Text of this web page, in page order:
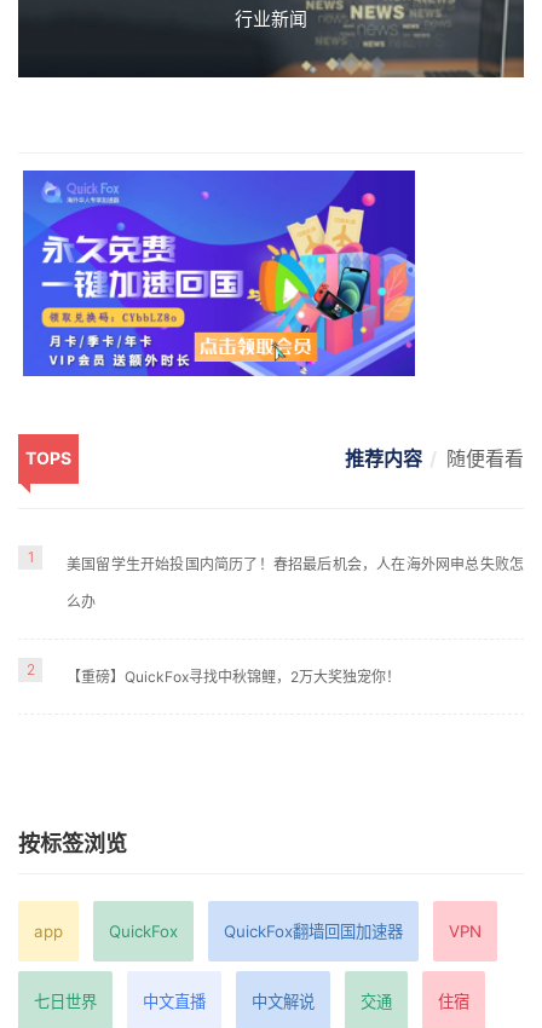
行业新闻
TOPS 推荐内容 随便看看
1 美国留学生开始投国内简历了！春招最后机会，人在海外网申总失败怎
么办
2 【重磅】QuickFox寻找中秋锦鲤，2万大奖独宠你！
按标签浏览
app QuickFox QuickFox翻墙回国加速器 VPN
七日世界 中文直播 中文解说 交通 住宿